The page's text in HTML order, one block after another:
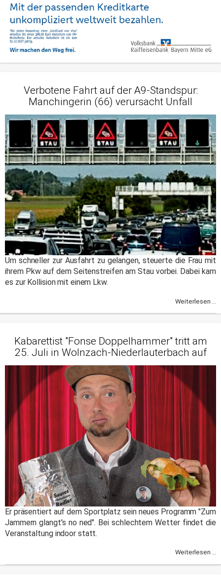
Verbotene Fahrt auf der A9-Standspur:
Manchingerin (66) verursacht Unfall
Um schneller zur Ausfahrt zu gelangen, steuerte die Frau mit
ihrem Pkw auf dem Seitenstreifen am Stau vorbei. Dabei kam
es zur Kollision mit einem Lkw.
Weiterlesen ...
Kabarettist "Fonse Doppelhammer" tritt am
25. Juli in Wolnzach-Niederlauterbach auf
Er präsentiert auf dem Sportplatz sein neues Programm "Zum
Jammern glangt's no ned". Bei schlechtem Wetter findet die
Veranstaltung indoor statt.
Weiterlesen ...